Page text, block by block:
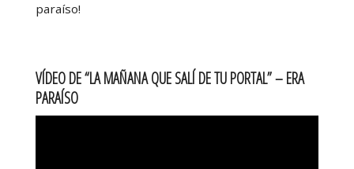
paraíso!
VÍDEO DE “LA MAÑANA QUE SALÍ DE TU PORTAL” – ERA
PARAÍSO